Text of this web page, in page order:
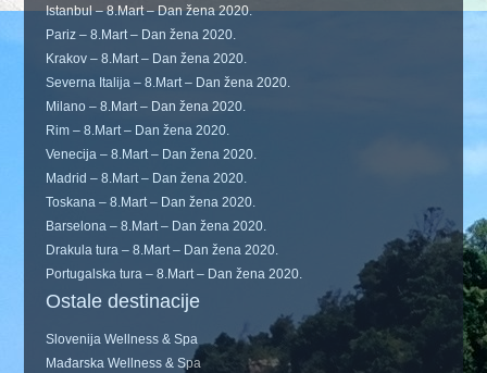
Istanbul – 8.Mart – Dan žena 2020.
Pariz – 8.Mart – Dan žena 2020.
Krakov – 8.Mart – Dan žena 2020.
Severna Italija – 8.Mart – Dan žena 2020.
Milano – 8.Mart – Dan žena 2020.
Rim – 8.Mart – Dan žena 2020.
Venecija – 8.Mart – Dan žena 2020.
Madrid – 8.Mart – Dan žena 2020.
Toskana – 8.Mart – Dan žena 2020.
Barselona – 8.Mart – Dan žena 2020.
Drakula tura – 8.Mart – Dan žena 2020.
Portugalska tura – 8.Mart – Dan žena 2020.
Ostale destinacije
Slovenija Wellness & Spa
Mađarska Wellness & Spa